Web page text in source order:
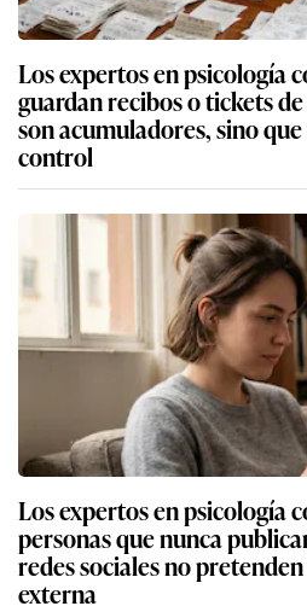
Los expertos en psicología
guardan recibos o tickets
son acumuladores, sino
control
Los expertos en psicología
personas que nunca
redes sociales no
externa